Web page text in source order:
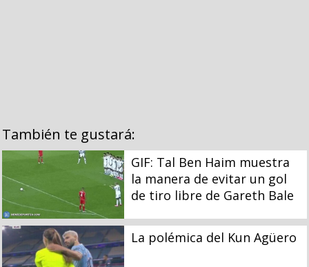
También te gustará:
GIF: Tal Ben Haim muestra
la manera de evitar un gol
de tiro libre de Gareth Bale
La polémica del Kun Agüero